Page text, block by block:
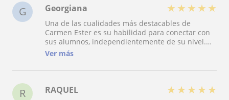
G Georgiana ★ ★ ★ ★ ★
Una de las cualidades más destacables de
Carmen Ester es su habilidad para conectar con
sus alumnos, independientemente de su nivel.
Sus clases no solo se centran en la práctica del
como lectura de partituras, historia de la música,
sesiones sean muy completas y enriquecedoras.
Es una maestra extraordinaria y una persona que
Ver más
R RAQUEL ★ ★ ★ ★ ★